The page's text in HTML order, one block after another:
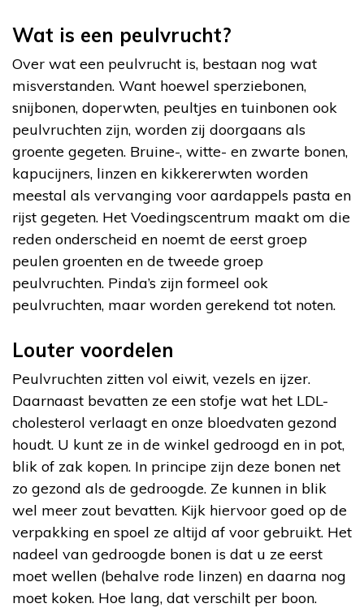
Wat is een peulvrucht?
Over wat een peulvrucht is, bestaan nog wat
misverstanden. Want hoewel sperziebonen,
snijbonen, doperwten, peultjes en tuinbonen ook
peulvruchten zijn, worden zij doorgaans als
groente gegeten. Bruine-, witte- en zwarte bonen,
kapucijners, linzen en kikkererwten worden
meestal als vervanging voor aardappels pasta en
rijst gegeten. Het Voedingscentrum maakt om die
reden onderscheid en noemt de eerst groep
peulen groenten en de tweede groep
peulvruchten. Pinda’s zijn formeel ook
peulvruchten, maar worden gerekend tot noten.
Louter voordelen
Peulvruchten zitten vol eiwit, vezels en ijzer.
Daarnaast bevatten ze een stofje wat het LDL-
cholesterol verlaagt en onze bloedvaten gezond
houdt. U kunt ze in de winkel gedroogd en in pot,
blik of zak kopen. In principe zijn deze bonen net
zo gezond als de gedroogde. Ze kunnen in blik
wel meer zout bevatten. Kijk hiervoor goed op de
verpakking en spoel ze altijd af voor gebruikt. Het
nadeel van gedroogde bonen is dat u ze eerst
moet wellen (behalve rode linzen) en daarna nog
moet koken. Hoe lang, dat verschilt per boon.